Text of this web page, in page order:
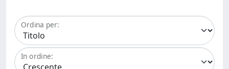
Ordina per:
In ordine: